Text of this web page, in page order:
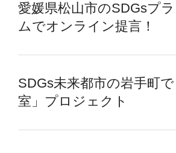
愛媛県松山市のSDGsプ
ムでオンライン提言！
SDGs未来都市の岩手町
室」プロジェクト